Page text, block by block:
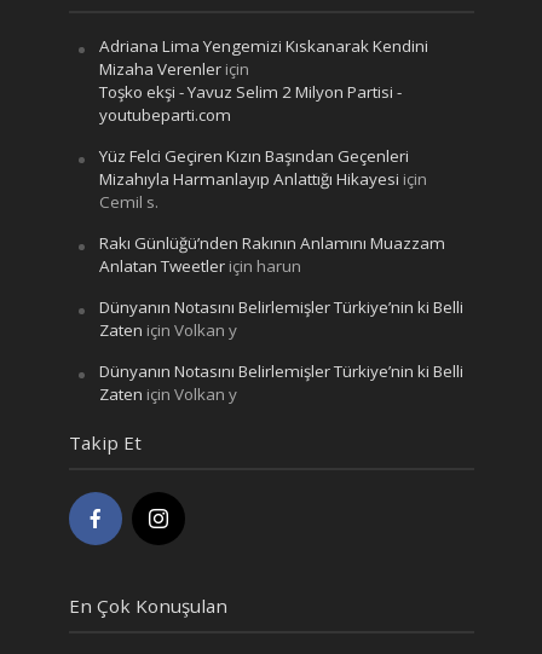
Adriana Lima Yengemizi Kıskanarak Kendini
Mizaha Verenleriçin
Toşko ekşi - Yavuz Selim 2 Milyon Partisi -
youtubeparti.com
Yüz Felci Geçiren Kızın Başından Geçenleri
Mizahıyla Harmanlayıp Anlattığı Hikayesi için
Cemil s.
Rakı Günlüğü’nden Rakının Anlamını Muazzam
Anlatan Tweetleriçin harun
Dünyanın Notasını Belirlemişler Türkiye’nin ki Belli
Zaten için Volkan y
Dünyanın Notasını Belirlemişler Türkiye’nin ki Belli
Zaten için Volkan y
Takip Et
En Çok Konuşulan